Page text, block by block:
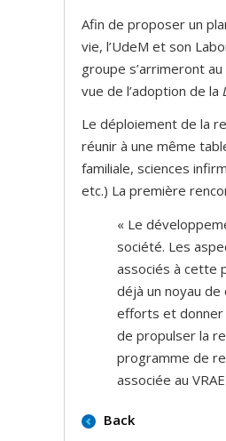
Afin de proposer un
vie, l’UdeM et son
groupe s’arrimeront
vue de l’adoption de la
Le déploiement de la
réunir à une même
familiale, sciences
etc.) La première
« Le
société. Les
associés à cette
déjà un noyau
efforts et donner
de propulser la
programme de
associée au
Back